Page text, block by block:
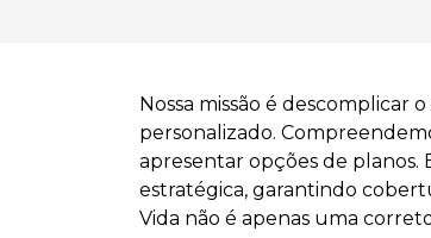
Nossa missão é
personalizado.
apresentar opções de planos.
estratégica, garantindo
Vida não é apenas uma